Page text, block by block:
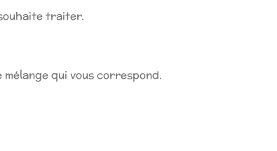
traiter.
qui vous correspond.